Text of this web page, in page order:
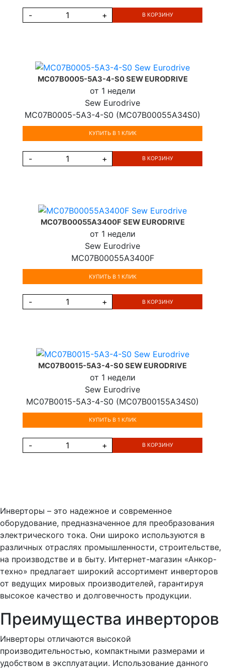
- + В КОРЗИНУ
MC07B0005-5A3-4-S0 SEW EURODRIVE
от 1 недели
Sew Eurodrive
MC07B0005-5A3-4-S0 (MC07B00055A34S0)
КУПИТЬ В 1 КЛИК
- + В КОРЗИНУ
MC07B00055A3400F SEW EURODRIVE
от 1 недели
Sew Eurodrive
MC07B00055A3400F
КУПИТЬ В 1 КЛИК
- + В КОРЗИНУ
MC07B0015-5A3-4-S0 SEW EURODRIVE
от 1 недели
Sew Eurodrive
MC07B0015-5A3-4-S0 (MC07B00155A34S0)
КУПИТЬ В 1 КЛИК
- + В КОРЗИНУ
Инверторы – это надежное и современное
оборудование, предназначенное для преобразования
электрического тока. Они широко используются в
различных отраслях промышленности, строительстве,
на производстве и в быту. Интернет-магазин «Анкор-
техно» предлагает широкий ассортимент инверторов
от ведущих мировых производителей, гарантируя
высокое качество и долговечность продукции.
Преимущества инверторов
Инверторы отличаются высокой
производительностью, компактными размерами и
удобством в эксплуатации. Использование данного